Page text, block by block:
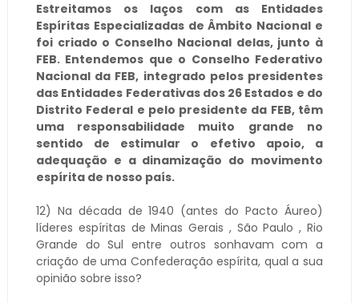
Estreitamos os laços com as Entidades
Espíritas Especializadas de Âmbito Nacional e
foi criado o Conselho Nacional delas, junto à
FEB. Entendemos que o Conselho Federativo
Nacional da FEB, integrado pelos presidentes
das Entidades Federativas dos 26 Estados e do
Distrito Federal e pelo presidente da FEB, têm
uma responsabilidade muito grande no
sentido de estimular o efetivo apoio, a
adequação e a dinamização do movimento
espírita de nosso país.
12) Na década de 1940 (antes do Pacto Áureo)
líderes espíritas de Minas Gerais , São Paulo , Rio
Grande do Sul entre outros sonhavam com a
criação de uma Confederação espírita, qual a sua
opinião sobre isso?